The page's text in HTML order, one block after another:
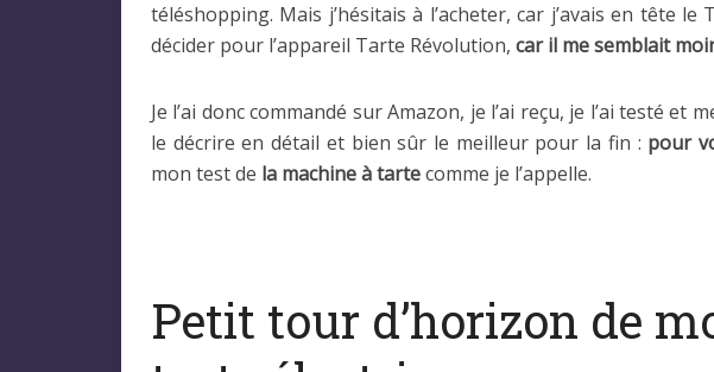
téléshopping. Mais j’hésitais à l’acheter, car j’avais en tête le
décider pour l’appareil Tarte Révolution, car il me semblait
Je l’ai donc commandé sur Amazon, je l’ai reçu, je l’ai testé
le décrire en détail et bien sûr le meilleur pour la fin : pour
mon test de la machine à tartecomme je l’appelle.
Petit tour d’horizon de